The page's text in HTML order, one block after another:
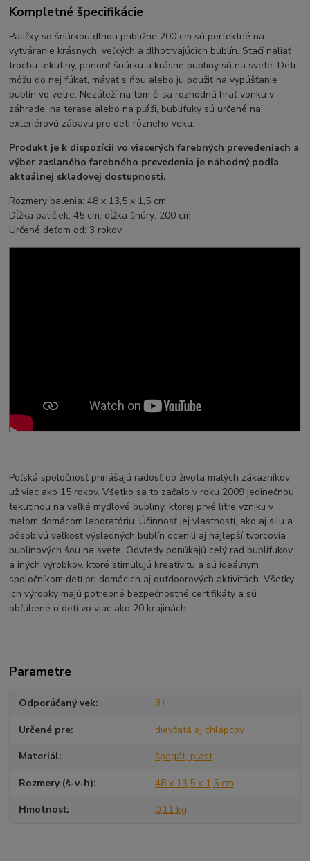
Kompletné špecifikácie
Paličky so šnúrkou dlhou približne 200 cm sú perfektné na
vytváranie krásnych, veľkých a dlhotrvajúcich bublín. Stačí naliať
trochu tekutiny, ponoriť šnúrku a krásne bubliny sú na svete. Deti
môžu do nej fúkať, mávať s ňou alebo ju použiť na vypúšťanie
bublín vo vetre. Nezáleží na tom či sa rozhodnú hrať vonku v
záhrade, na terase alebo na pláži, bublifuky sú určené na
exteriérovú zábavu pre deti rôzneho veku.
Produkt je k dispozícii vo viacerých farebných prevedeniach a
výber zaslaného farebného prevedenia je náhodný podľa
aktuálnej skladovej dostupnosti.
Rozmery balenia: 48 x 13,5 x 1,5 cm
Dĺžka paličiek: 45 cm, dĺžka šnúry: 200 cm
Určené deťom od: 3 rokov
Poľská spoločnosť prinášajú radosť do života malých zákazníkov
už viac ako 15 rokov. Všetko sa to začalo v roku 2009 jedinečnou
tekutinou na veľké mydlové bubliny, ktorej prvé litre vznikli v
malom domácom laboratóriu. Účinnosť jej vlastností, ako aj silu a
pôsobivú veľkosť výsledných bublín ocenili aj najlepší tvorcovia
bublinových šou na svete. Odvtedy ponúkajú celý rad bublifukov
a iných výrobkov, ktoré stimulujú kreativitu a sú ideálnym
spoločníkom detí pri domácich aj outdoorových aktivitách. Všetky
ich výrobky majú potrebné bezpečnostné certifikáty a sú
obľúbené u detí vo viac ako 20 krajinách.
Parametre
Odporúčaný vek 3+
Určené pre dievčatá aj chlapcov
Materiál špagát, plast
Rozmery (š-v-h) 48 x 13,5 x 1,5 cm
Hmotnosť 0,11 kg